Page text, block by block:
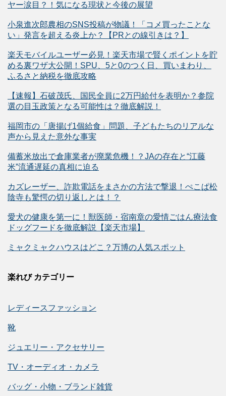
ヤー涙目？！気になる現状と今後の展望
小泉進次郎農相のSNS投稿が物議！「コメ買ったことな
い」発言を超える炎上か？【PRとの線引きは？】
楽天モバイルユーザー必見！楽天市場で賢くポイントを貯
める裏ワザ大公開！SPU、5と0のつく日、買いまわり、
ふるさと納税を徹底攻略
【速報】石破茂氏、国民全員に2万円給付を表明か？参院
選の目玉政策となる可能性は？徹底解説！
福岡市の「唐揚げ1個給食」問題、子どもたちのリアルな
声から見えた意外な事実
備蓄米放出で倉庫業者が廃業危機！？JAの存在と“江藤
米”流通遅延の真相に迫る
カズレーザー、詐欺電話をまさかの方法で撃退！ぺこぱ松
陰寺も驚愕の切り返しとは！？
愛犬の健康を第一に！獣医師・宿南章の愛情ごはん療法食
ドッグフードを徹底解説【楽天市場】
ミャクミャクハウスはどこ？万博の人気スポット
楽れび カテゴリー
レディースファッション
靴
ジュエリー・アクセサリー
TV・オーディオ・カメラ
バッグ・小物・ブランド雑貨